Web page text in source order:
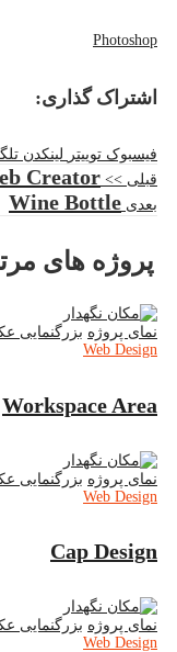
Photoshop
اشتراک گذاری:
فیسبوک توییتر لینکدن
قبلی >> Creator
بعدی Wine Bottle
پروژه های
نمای پروژه بزرگنمایی
Web Design
Workspace Area
نمای پروژه بزرگنمایی
Web Design
Cap Design
نمای پروژه بزرگنمایی
Web Design